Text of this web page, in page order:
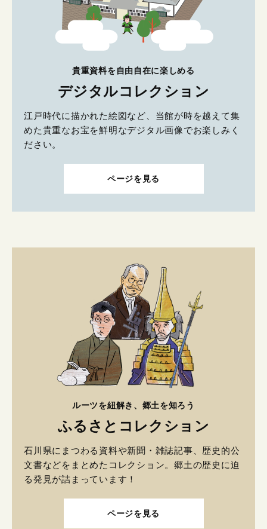
貴重資料を自由自在に楽しめる
デジタルコレクション
江戸時代に描かれた絵図など、当館が時を越えて集
めた貴重なお宝を鮮明なデジタル画像でお楽しみく
ださい。
ページを見る
ルーツを紐解き、郷土を知ろう
ふるさとコレクション
石川県にまつわる資料や新聞・雑誌記事、歴史的公
文書などをまとめたコレクション。郷土の歴史に迫
る発見が詰まっています！
ページを見る